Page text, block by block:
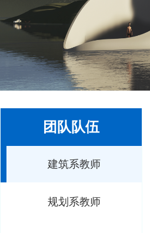
团队队伍
建筑系教师
规划系教师